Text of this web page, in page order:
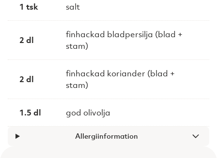
1 tsk salt
2 dl
finhackad bladpersilja (blad +
stam)
2 dl
finhackad koriander (blad +
stam)
1.5 dl god olivolja
Allergiinformation